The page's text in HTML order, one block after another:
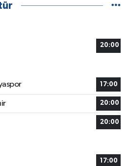
20:00
17:00
20:00
20:00
17:00